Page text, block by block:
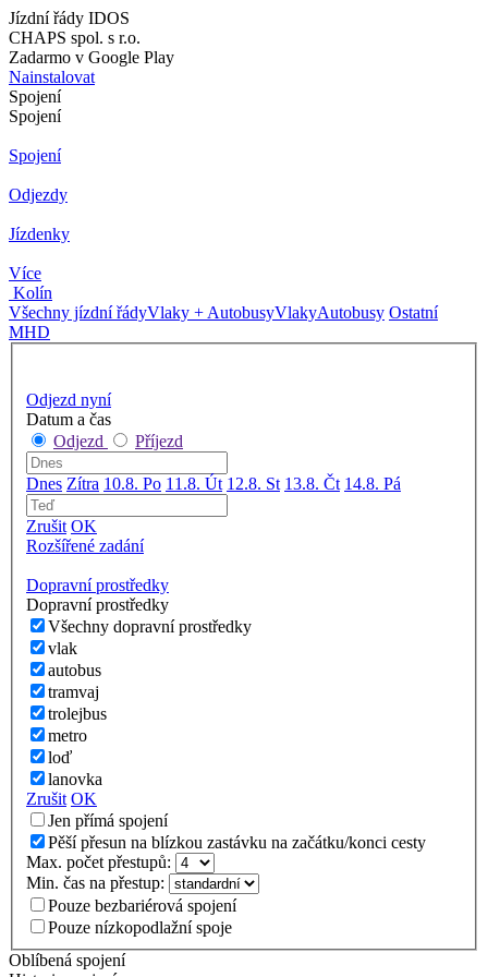
Jízdní řády IDOS
CHAPS spol. s r.o.
Zadarmo v Google Play
Nainstalovat
Spojení
Spojení
Spojení
Odjezdy
Jízdenky
Více
Kolín
Všechny jízdní řádyVlaky + AutobusyVlakyAutobusy Ostatní
MHD
Odjezd nyní
Datum a čas
Odjezd
Příjezd
Dnes Zítra 10.8. Po 11.8. Út 12.8. St 13.8. Čt 14.8. Pá
Zrušit OK
Rozšířené zadání
Dopravní prostředky
Dopravní prostředky
Všechny dopravní prostředky
vlak
autobus
tramvaj
trolejbus
metro
loď
lanovka
Zrušit OK
Jen přímá spojení
Pěší přesun na blízkou zastávku na začátku/konci cesty
Max. počet přestupů:
Min. čas na přestup:
Pouze bezbariérová spojení
Pouze nízkopodlažní spoje
Oblíbená spojení